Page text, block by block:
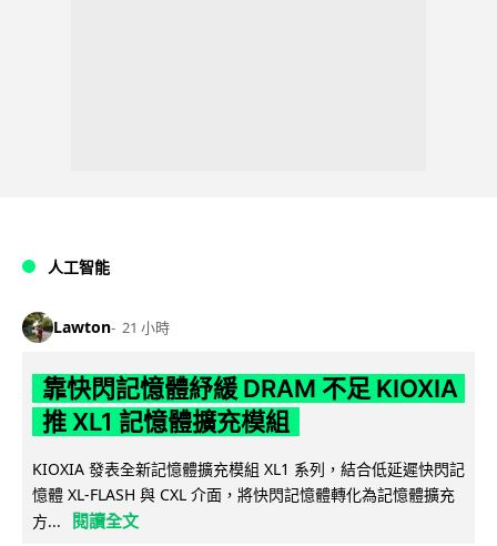
人工智能
Lawton 21 小時
靠快閃記憶體紓緩 DRAM 不足 KIOXIA
推 XL1 記憶體擴充模組
KIOXIA 發表全新記憶體擴充模組 XL1 系列，結合低延遲快閃記
憶體 XL-FLASH 與 CXL 介面，將快閃記憶體轉化為記憶體擴充
方...
閱讀全文